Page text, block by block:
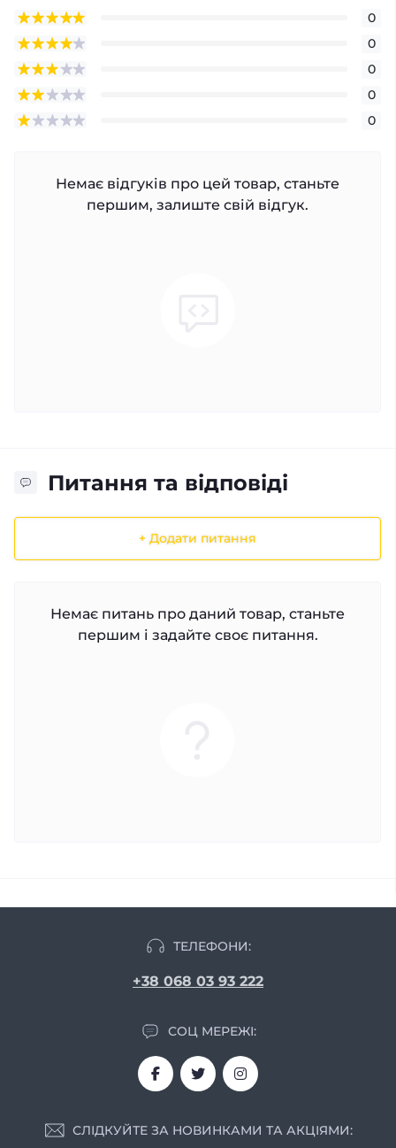
0
0
0
0
0
Немає відгуків про цей товар, станьте
першим, залиште свій відгук.
Питання та відповіді
+ Додати питання
Немає питань про даний товар, станьте
першим і задайте своє питання.
ТЕЛЕФОНИ:
+38 068 03 93 222
СОЦ МЕРЕЖІ:
СЛІДКУЙТЕ ЗА НОВИНКАМИ ТА АКЦІЯМИ: